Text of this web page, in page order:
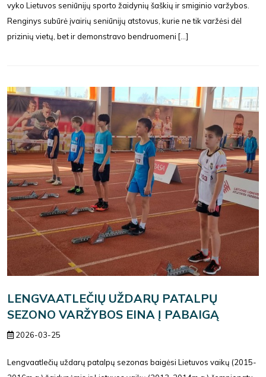
vyko Lietuvos seniūnijų sporto žaidynių šaškių ir smiginio varžybos.
Renginys subūrė įvairių seniūnijų atstovus, kurie ne tik varžėsi dėl
prizinių vietų, bet ir demonstravo bendruomeni [...]
LENGVAATLEČIŲ UŽDARŲ PATALPŲ
SEZONO VARŽYBOS EINA Į PABAIGĄ
2026-03-25
Lengvaatlečių uždarų patalpų sezonas baigėsi Lietuvos vaikų (2015-